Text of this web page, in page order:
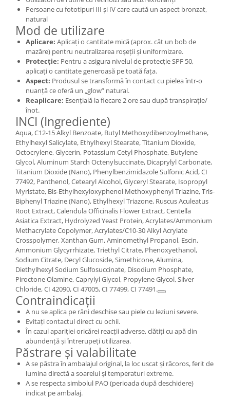
Persoane cu fototipuri III și IV care caută un aspect bronzat,
natural
Mod de utilizare
Aplicare: Aplicați o cantitate mică (aprox. cât un bob de
mazăre) pentru neutralizarea roșeții și uniformizare.
Protecție: Pentru a asigura nivelul de protecție SPF 50,
aplicați o cantitate generoasă pe toată fața.
Aspect: Produsul se transformă în contact cu pielea într-o
nuanță ce oferă un „glow” natural.
Reaplicare: Esențială la fiecare 2 ore sau după transpirație/
înot.
INCI (Ingrediente)
Aqua, C12-15 Alkyl Benzoate, Butyl Methoxydibenzoylmethane,
Ethylhexyl Salicylate, Ethylhexyl Stearate, Titanium Dioxide,
Octocrylene, Glycerin, Potassium Cetyl Phosphate, Butylene
Glycol, Aluminum Starch Octenylsuccinate, Dicaprylyl Carbonate,
Titanium Dioxide (Nano), Phenylbenzimidazole Sulfonic Acid, CI
77492, Panthenol, Cetearyl Alcohol, Glyceryl Stearate, Isopropyl
Myristate, Bis-Ethylhexyloxyphenol Methoxyphenyl Triazine, Tris-
Biphenyl Triazine (Nano), Ethylhexyl Triazone, Ruscus Aculeatus
Root Extract, Calendula Officinalis Flower Extract, Centella
Asiatica Extract, Hydrolyzed Yeast Protein, Acrylates/Ammonium
Methacrylate Copolymer, Acrylates/C10-30 Alkyl Acrylate
Crosspolymer, Xanthan Gum, Aminomethyl Propanol, Escin,
Ammonium Glycyrrhizate, Triethyl Citrate, Phenoxyethanol,
Sodium Citrate, Decyl Glucoside, Simethicone, Alumina,
Diethylhexyl Sodium Sulfosuccinate, Disodium Phosphate,
Piroctone Olamine, Caprylyl Glycol, Propylene Glycol, Silver
Chloride, CI 42090, CI 47005, CI 77499, CI 77491.
Contraindicații
A nu se aplica pe răni deschise sau piele cu leziuni severe.
Evitați contactul direct cu ochii.
În cazul apariției oricărei reacții adverse, clătiți cu apă din
abundență și întrerupeți utilizarea.
Păstrare și valabilitate
A se păstra în ambalajul original, la loc uscat și răcoros, ferit de
lumina directă a soarelui și temperaturi extreme.
A se respecta simbolul PAO (perioada după deschidere)
indicat pe ambalaj.